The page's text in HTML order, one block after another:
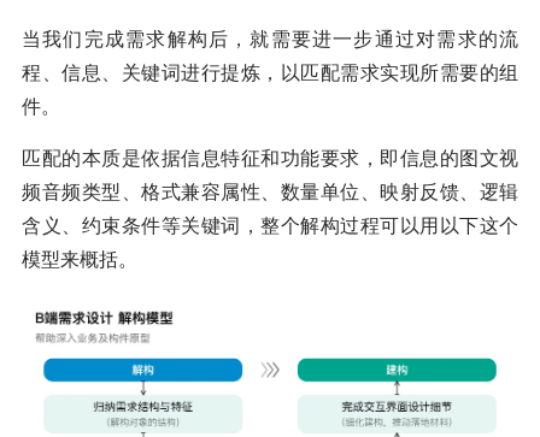
当我们完成需求解构后，就需要进一步通过对需求的流
程、信息、关键词进行提炼，以匹配需求实现所需要的组
件。
匹配的本质是依据信息特征和功能要求，即信息的图文视
频音频类型、格式兼容属性、数量单位、映射反馈、逻辑
含义、约束条件等关键词，整个解构过程可以用以下这个
模型来概括。